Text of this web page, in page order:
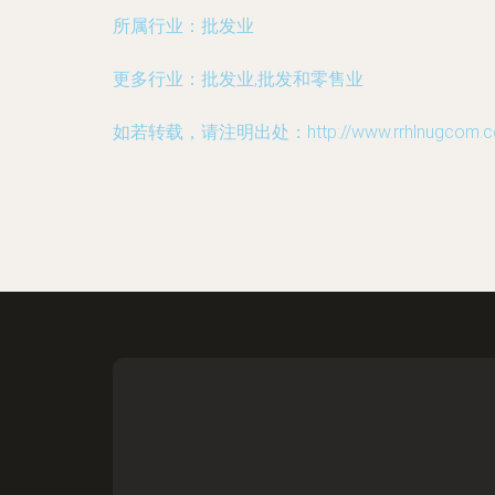
所属行业： 批发业
更多行业： 批发业,批发和零售业
如若转载，请注明出处：http://